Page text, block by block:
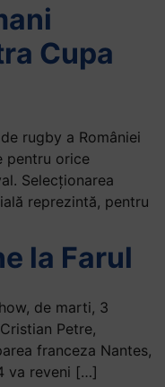
Cupa
rugby a României
pentru orice
Selecționarea
reprezintă, pentru
la Farul
de marti, 3
Petre,
franceza Nantes,
va reveni […]